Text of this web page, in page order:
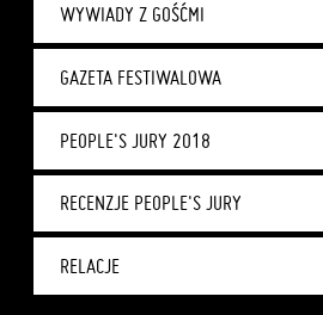
WYWIADY Z GOŚĆMI
GAZETA FESTIWALOWA
PEOPLE'S JURY 2018
RECENZJE PEOPLE'S JURY
RELACJE